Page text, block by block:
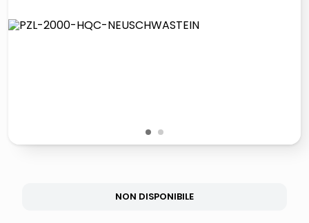
airpods
1 2
NON DISPONIBILE